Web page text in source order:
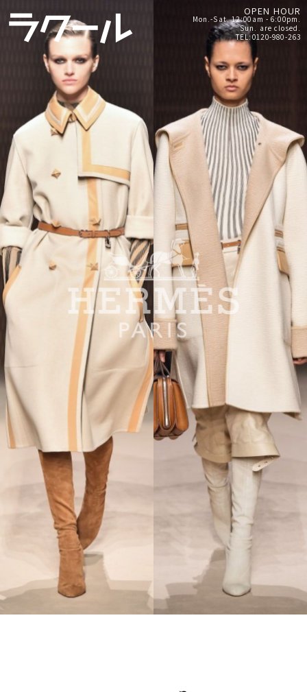
OPEN HOUR
Mon.-Sat. 12:00am - 6:00pm.
Sun. are closed.
TEL:0120-980-263